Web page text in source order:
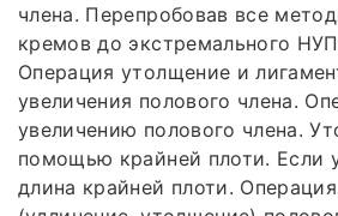
члена. Перепробовав все
кремов до экстремального
Операция утолщение и
увеличения полового члена.
увеличению полового члена.
помощью крайней плоти. Если
длина крайней плоти.